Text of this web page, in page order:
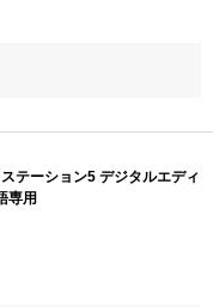
テーション5 デジタルエディ
専用